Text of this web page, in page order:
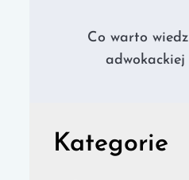
Co warto
adwokackiej
Kategorie